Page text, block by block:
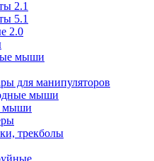
2.1
5.1
2.0
мыши
для манипуляторов
мыши
мыши
трекболы